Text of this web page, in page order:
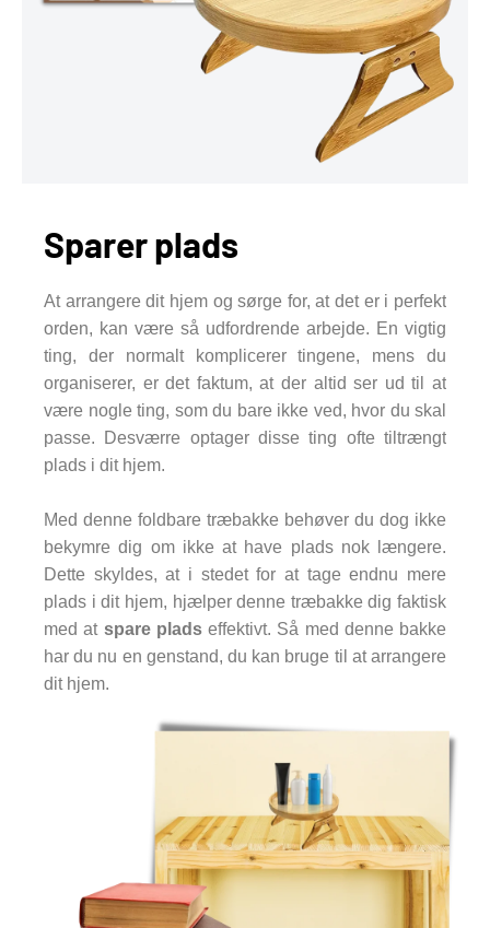
Sparer plads
At arrangere dit hjem og sørge for, at det er i perfekt
orden, kan være så udfordrende arbejde. En vigtig
ting, der normalt komplicerer tingene, mens du
organiserer, er det faktum, at der altid ser ud til at
være nogle ting, som du bare ikke ved, hvor du skal
passe. Desværre optager disse ting ofte tiltrængt
plads i dit hjem.
Med denne foldbare træbakke behøver du dog ikke
bekymre dig om ikke at have plads nok længere.
Dette skyldes, at i stedet for at tage endnu mere
plads i dit hjem, hjælper denne træbakke dig faktisk
med at spare pladseffektivt. Så med denne bakke
har du nu en genstand, du kan bruge til at arrangere
dit hjem.